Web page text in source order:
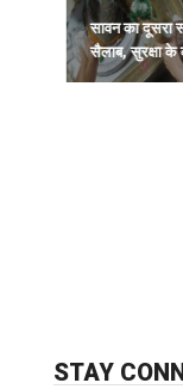
सावन का दूसरा
सैलाब, सुरक्षा
STAY